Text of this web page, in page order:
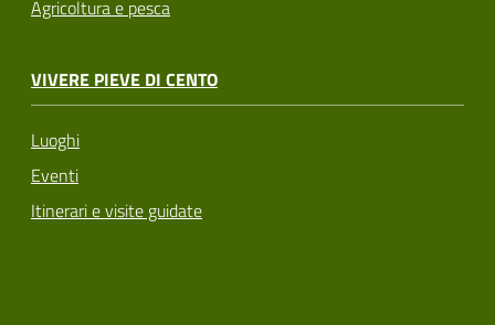
Agricoltura e pesca
VIVERE PIEVE DI CENTO
Luoghi
Eventi
Itinerari e visite guidate